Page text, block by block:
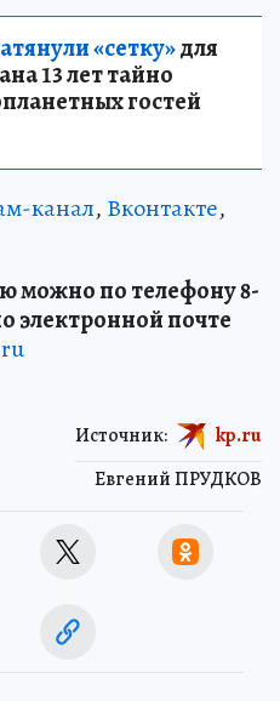
«сетку»для
13 лет тайно
гостей
канал, Вконтакте,
можно по телефону 8-
электронной почте
Евгений ПРУДКОВ
Источник: kp.ru